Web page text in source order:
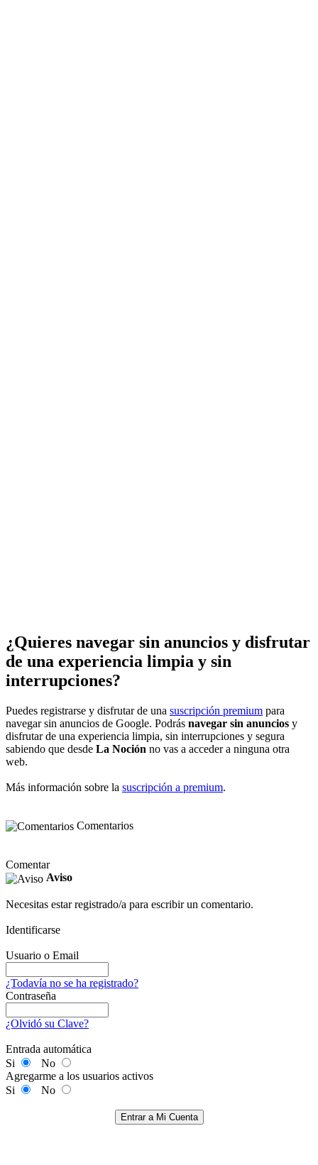
¿Quieres navegar sin anuncios y disfrutar
de una experiencia limpia y sin
interrupciones?
Puedes registrarse y disfrutar de una suscripción premium para
navegar sin anuncios de Google. Podrás navegar sin anuncios y
disfrutar de una experiencia limpia, sin interrupciones y segura
sabiendo que desde La Noción no vas a acceder a ninguna otra
web.
Más información sobre la suscripción a premium.
Comentarios
Comentar
Aviso
Necesitas estar registrado/a para escribir un comentario.
Identificarse
Usuario o Email
¿Todavía no se ha registrado?
Contraseña
¿Olvidó su Clave?
Entrada automática
Si
No
Agregarme a los usuarios activos
Si
No
Entrar a Mi Cuenta